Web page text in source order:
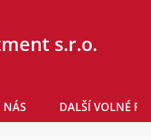
s.r.o.
NÁS DALŠÍ VOLNÉ